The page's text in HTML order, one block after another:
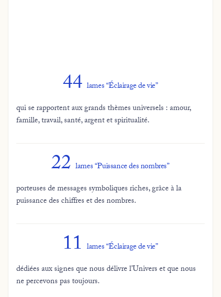
44lames “Éclairage de vie”
qui se rapportent aux grands thèmes universels : amour,
famille, travail, santé, argent et spiritualité.
22lames “Puissance des nombres”
porteuses de messages symboliques riches, grâce à la
puissance des chiffres et des nombres.
11lames “Éclairage de vie”
dédiées aux signes que nous délivre l’Univers et que nous
ne percevons pas toujours.